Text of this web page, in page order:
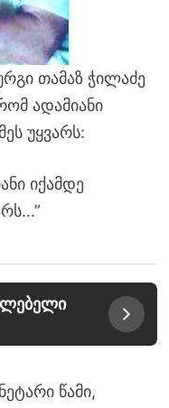
თამაზ ჭილაძე
ადამიანი
უყვარს:
იქამდე
წამი,